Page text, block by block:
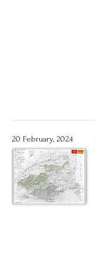
20 February, 2024